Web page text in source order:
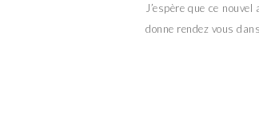
J’espère que ce
donne rendez vous